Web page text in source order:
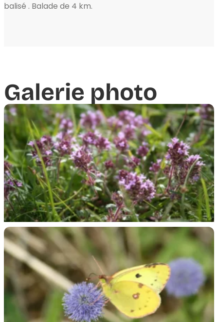
balisé . Balade de 4 km.
Galerie photo